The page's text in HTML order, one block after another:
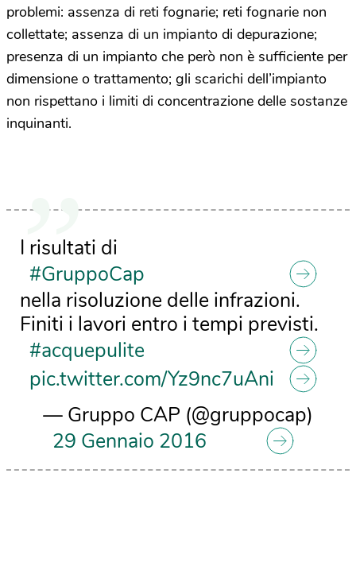
problemi: assenza di reti fognarie; reti fognarie non
collettate; assenza di un impianto di depurazione;
presenza di un impianto che però non è sufficiente per
dimensione o trattamento; gli scarichi dell’impianto
non rispettano i limiti di concentrazione delle sostanze
inquinanti.
I risultati di
#GruppoCap
nella risoluzione delle infrazioni.
Finiti i lavori entro i tempi previsti.
#acquepulite
pic.twitter.com/Yz9nc7uAni
— Gruppo CAP (@gruppocap)
29 Gennaio 2016